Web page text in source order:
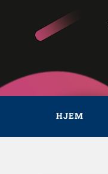
HJEM